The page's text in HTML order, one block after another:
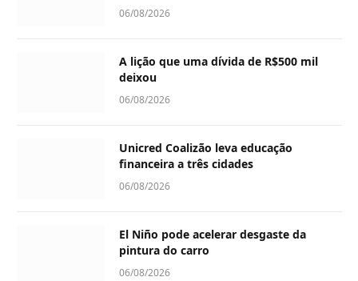
06/08/2026
A lição que uma dívida de R$500 mil
deixou
06/08/2026
Unicred Coalizão leva educação
financeira a três cidades
06/08/2026
El Niño pode acelerar desgaste da
pintura do carro
06/08/2026